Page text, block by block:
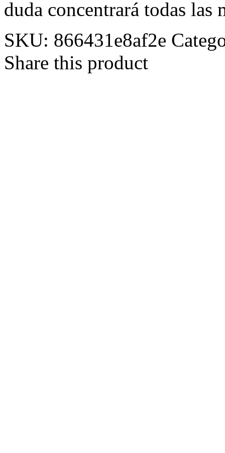
duda concentrará todas las
SKU: 866431e8af2e
Share this product